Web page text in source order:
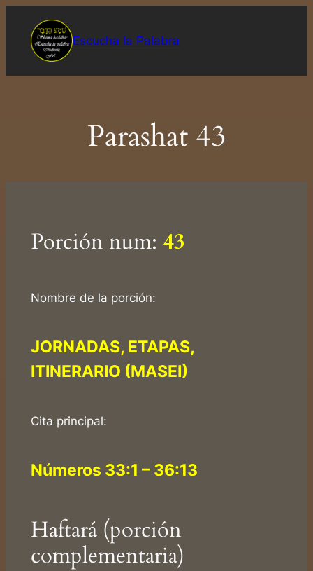
contenido
Escucha la Palabra
Parashat 43
Porción num: 43
Nombre de la porción:
JORNADAS, ETAPAS,
ITINERARIO (MASEI)
Cita principal:
Números 33:1 – 36:13
Haftará (porción
complementaria)